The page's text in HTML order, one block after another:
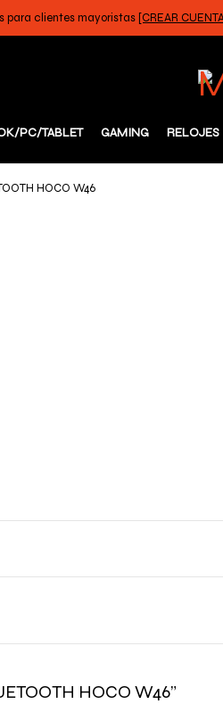
para clientes mayoristas [CREAR
PC/TABLET GAMING RELOJES
HOCO W46
HOCO W46”